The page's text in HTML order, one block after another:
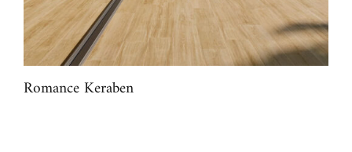
Romance Keraben